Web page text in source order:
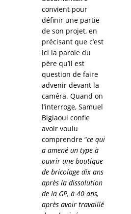
convient pour
définir une partie
de son projet, en
précisant que c’est
ici la parole du
père qu’il est
question de faire
advenir devant la
caméra. Quand on
l’interroge, Samuel
Bigiaoui confie
avoir voulu
comprendre “ce qui
a amené un type à
ouvrir une boutique
de bricolage dix ans
après la dissolution
de la GP, à 40 ans,
après avoir travaillé